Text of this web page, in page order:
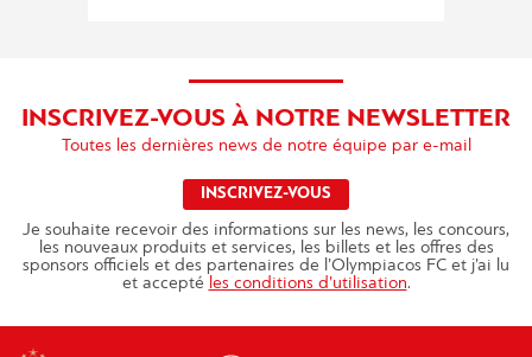
INSCRIVEZ-VOUS À NOTRE NEWSLETTER
Toutes les dernières news de notre équipe par e-mail
INSCRIVEZ-VOUS
Je souhaite recevoir des informations sur les news, les concours,
les nouveaux produits et services, les billets et les offres des
sponsors officiels et des partenaires de l’Olympiacos FC et j’ai lu
et accepté les conditions d’utilisation.